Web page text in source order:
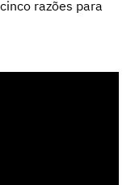
razões para